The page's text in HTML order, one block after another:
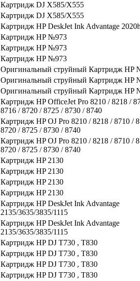
Картридж DJ X585/X555
Картридж DJ X585/X555
Картридж HP DeskJet Ink Advantage
Картридж HP №973
Картридж HP №973
Картридж HP №973
Оригинальный струйный Картридж HP
Оригинальный струйный Картридж HP
Оригинальный струйный Картридж HP
Картридж HP OfficeJet Pro 8210 / 8218 /
8716 / 8720 / 8725 / 8730 / 8740
Картридж HP OJ Pro 8210 / 8218 / 8710 /
8720 / 8725 / 8730 / 8740
Картридж HP OJ Pro 8210 / 8218 / 8710 /
8720 / 8725 / 8730 / 8740
Картридж HP 2130
Картридж HP 2130
Картридж HP 2130
Картридж HP 2130
Картридж HP DeskJet Ink Advantage
2135/3635/3835/1115
Картридж HP DeskJet Ink Advantage
2135/3635/3835/1115
Картридж HP DJ T730 , T830
Картридж HP DJ T730 , T830
Картридж HP DJ T730 , T830
Картридж HP DJ T730 , T830